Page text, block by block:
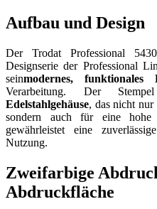
Aufbau und Design
Der Trodat Professional
Designserie der Professional
seinmodernes, funktionales
Verarbeitung. Der
Edelstahlgehäuse, das nicht nur
sondern auch für eine hohe
gewährleistet eine
Nutzung.
Zweifarbige
Abdruckfläche